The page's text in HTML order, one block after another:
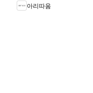
아리따움